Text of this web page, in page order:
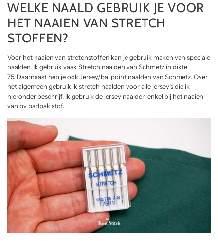
WELKE NAALD GEBRUIK JE VOOR
HET NAAIEN VAN STRETCH
STOFFEN?
Voor het naaien van stretchstoffen kan je gebruik maken van speciale
naalden. Ik gebruik vaak Stretch naalden van Schmetz in dikte
75. Daarnaast heb je ook Jersey/ballpoint naalden van Schmetz. Over
het algemeen gebruik ik stretch naalden voor alle jersey’s die ik
hieronder beschrijf. Ik gebruik de jersey naalden enkel bij het naaien
van bv badpak stof.